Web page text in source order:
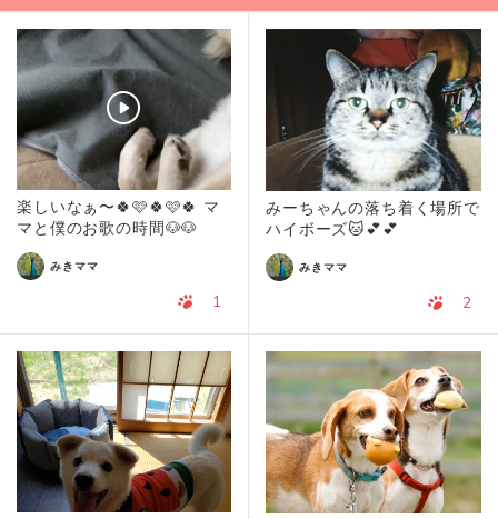
楽しいなぁ〜🍀🩷🍀🩷🍀 マ
マと僕のお歌の時間🐶🐶
みきママ
1
みーちゃんの落ち着く場所で
ハイボーズ🐱💕💕
みきママ
2